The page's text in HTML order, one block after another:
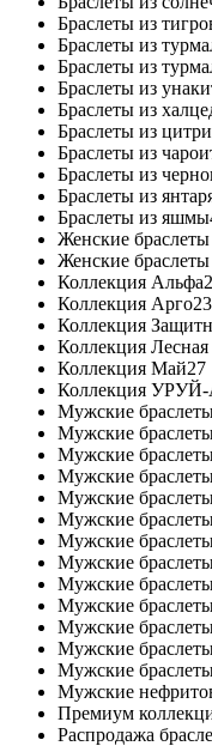
Браслеты из
Браслеты из
Браслеты из
Браслеты из
Браслеты из
Браслеты из
Браслеты из
Браслеты из
Браслеты из
Браслеты из яшмы
Женские браслеты
Женские
Коллекция Альфа
Коллекция Арго23
Коллекция
Коллекция Лесная
Коллекция Май27
Коллекция
Мужские браслеты
Мужские браслеты
Мужские
Мужские
Мужские
Мужские
Мужские
Мужские
Мужские
Мужские браслеты
Мужские браслеты
Мужские браслеты
Мужские
Мужские
Премиум
Распродажа